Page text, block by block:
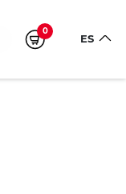
0
ES